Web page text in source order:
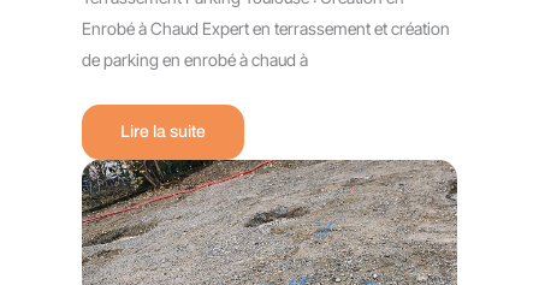
Enrobé à Chaud Expert en terrassement et création
de parking en enrobé à chaud à
Lire la suite